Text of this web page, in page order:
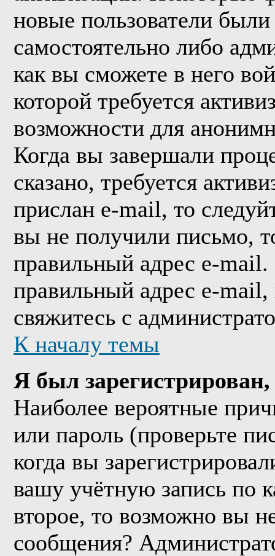
новые пользователи
самостоятельно либо
как вы сможете в него
которой требуется
возможности для
Когда вы завершали
сказано, требуется
прислан e-mail, то
вы не получили письмо,
правильный адрес e-
правильный адрес e-
свяжитесь с
К началу темы
Я был
Наиболее вероятные
или пароль (проверьте
когда вы
вашу учётную запись по
второе, то возможно вы
сообщения?